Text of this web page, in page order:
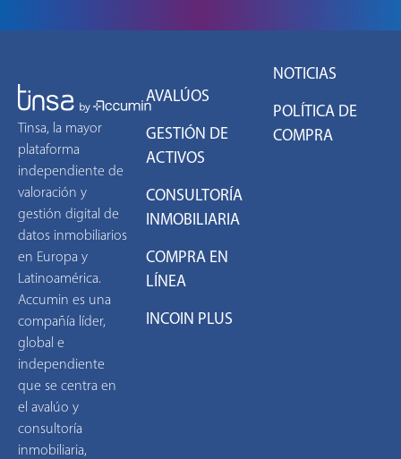
Tinsa, la mayor
plataforma
independiente de
valoración y
gestión digital de
datos inmobiliarios
en Europa y
Latinoamérica.
Accumin es una
compañía líder,
global e
independiente
que se centra en
el avalúo y
consultoría
inmobiliaria,
AVALÚOS
GESTIÓN DE
ACTIVOS
CONSULTORÍA
INMOBILIARIA
COMPRA EN
LÍNEA
INCOIN PLUS
NOTICIAS
POLÍTICA DE
COMPRA